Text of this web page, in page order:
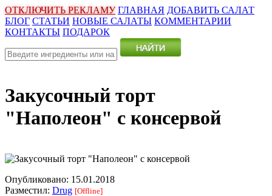
ОТКЛЮЧИТЬ РЕКЛАМУ ГЛАВНАЯ ДОБАВИТЬ САЛАТ
БЛОГ СТАТЬИ НОВЫЕ САЛАТЫ КОММЕНТАРИИ
КОНТАКТЫ ПОДАРОК
Закусочный торт
"Наполеон" с консервой
Опубликовано: 15.01.2018
Разместил: Drug [Offline]